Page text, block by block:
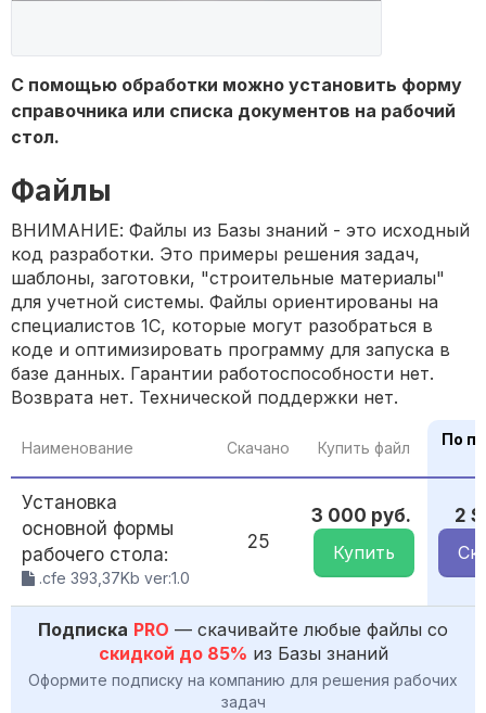
С помощью обработки можно установить форму
справочника или списка документов на рабочий
стол.
Файлы
ВНИМАНИЕ: Файлы из Базы знаний - это исходный
код разработки. Это примеры решения задач,
шаблоны, заготовки, "строительные материалы"
для учетной системы. Файлы ориентированы на
специалистов 1С, которые могут разобраться в
коде и оптимизировать программу для запуска в
базе данных. Гарантии работоспособности нет.
Возврата нет. Технической поддержки нет.
Наименование Скачано Купить файл
По
Установка
основной формы
рабочего стола:
.cfe 393,37Kb ver:1.0
25
3 000 руб.
Купить
2
Подписка PRO — скачивайте любые файлы со
скидкой до 85% из Базы знаний
Оформите подписку на компанию для решения рабочих
задач